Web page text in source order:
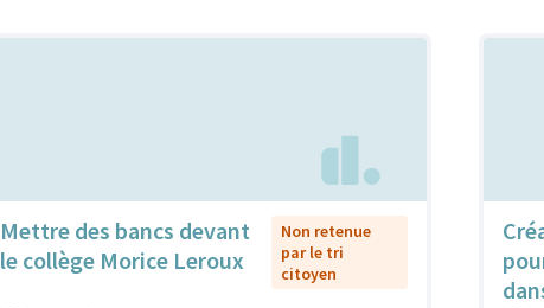
Mettre des bancs devant
le collège Morice Leroux
Non retenue
par le tri
citoyen